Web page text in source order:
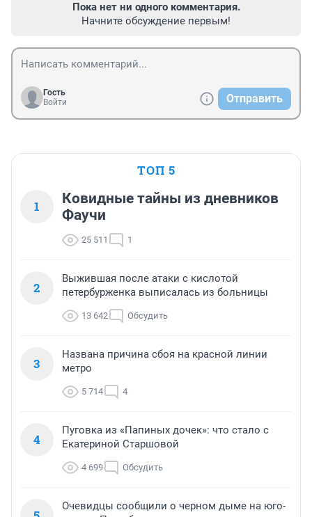
Пока нет ни одного комментария.
Начните обсуждение первым!
Гость
Войти
Отправить
ТОП 5
1
Ковидные тайны из дневников
Фаучи
25 511 1
2
Выжившая после атаки с кислотой
петербурженка выписалась из больницы
13 642 Обсудить
3
Названа причина сбоя на красной линии
метро
5 714 4
4
Пуговка из «Папиных дочек»: что стало с
Екатериной Старшовой
4 699 Обсудить
Очевидцы сообщили о черном дыме на юго-